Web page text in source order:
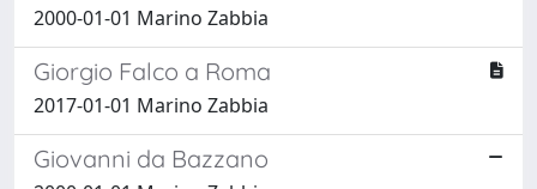
2000-01-01 Marino Zabbia
Giorgio Falco a Roma
2017-01-01 Marino Zabbia
Giovanni da Bazzano